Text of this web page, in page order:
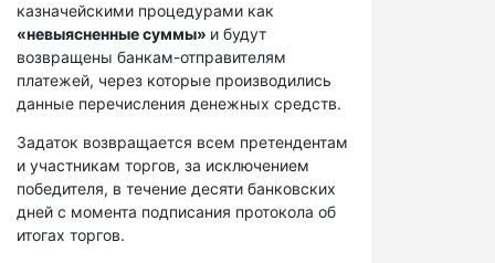
казначейскими процедурами как
«невыясненные суммы» и будут
возвращены банкам-отправителям
платежей, через которые производились
данные перечисления денежных средств.
Задаток возвращается всем претендентам
и участникам торгов, за исключением
победителя, в течение десяти банковских
дней с момента подписания протокола об
итогах торгов.